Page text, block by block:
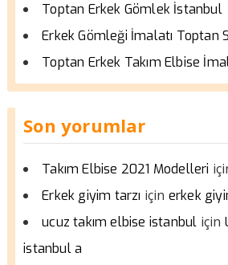
Toptan Erkek Gömlek İstanbul
Erkek Gömleği İmalatı Toptan
Toptan Erkek Takım Elbise
Son yorumlar
Takım Elbise 2021 Modelleri
Erkek giyim tarzı için erkek
ucuz takım elbise istanbul için
istanbul a